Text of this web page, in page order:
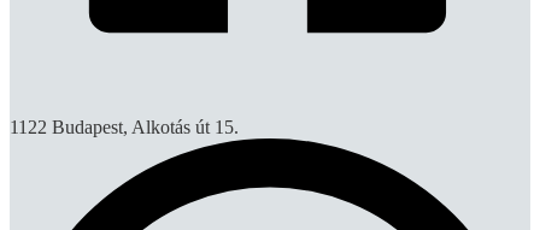
1122 Budapest, Alkotás út 15.